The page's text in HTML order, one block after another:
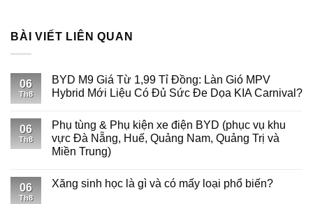
BÀI VIẾT LIÊN QUAN
06
Th8
BYD M9 Giá Từ 1,99 Tỉ Đồng: Làn Gió MPV
Hybrid Mới Liệu Có Đủ Sức Đe Dọa KIA Carnival?
06
Th8
Phụ tùng & Phụ kiện xe điện BYD (phục vụ khu
vực Đà Nẵng, Huế, Quảng Nam, Quảng Trị và
Miền Trung)
06
Th8
Xăng sinh học là gì và có mấy loại phổ biến?